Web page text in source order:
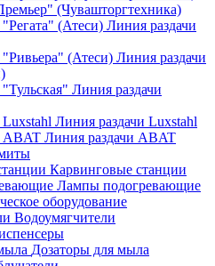
(Чувашторгтехника)
Линия раздачи
Линия раздачи
Линия раздачи
Линия раздачи Luxstahl
Линия раздачи ABAT
Карвинговые станции
Лампы подогревающие
оборудование
Водоумягчители
Дозаторы для мыла